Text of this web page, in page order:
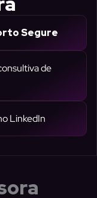
Segure
de
LinkedIn